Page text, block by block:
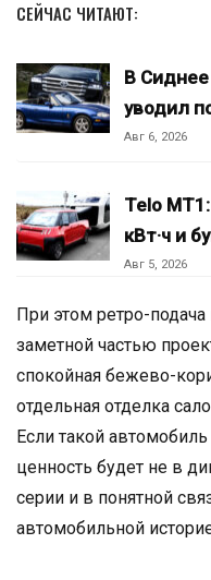
СЕЙЧАС ЧИТАЮТ:
В Сиднее
уводил
Авг 6, 2026
Telo
кВт·ч и
Авг 5, 2026
При этом ретро-
заметной частью
спокойная бежево-
отдельная отделка
Если такой
ценность будет не в
серии и в понятной
автомобильной